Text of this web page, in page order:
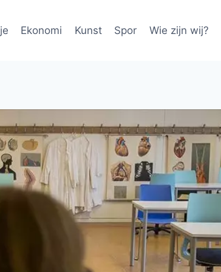
Ekonomi Kunst Spor Wie zijn wij?